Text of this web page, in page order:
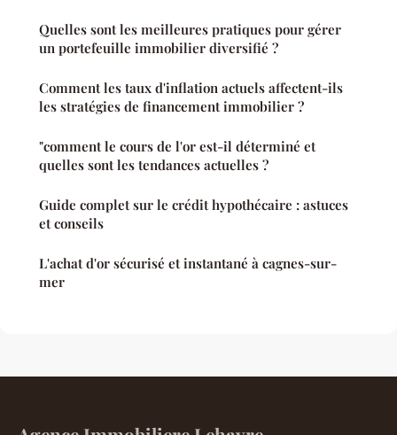
Quelles sont les meilleures pratiques pour gérer
un portefeuille immobilier diversifié ?
Comment les taux d'inflation actuels affectent-ils
les stratégies de financement immobilier ?
"comment le cours de l'or est-il déterminé et
quelles sont les tendances actuelles ?
Guide complet sur le crédit hypothécaire : astuces
et conseils
L'achat d'or sécurisé et instantané à cagnes-sur-
mer